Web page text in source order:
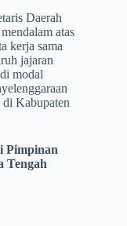
Daerah
atas
kerja sama
jajaran
modal
di Kabupaten
Pimpinan
Tengah